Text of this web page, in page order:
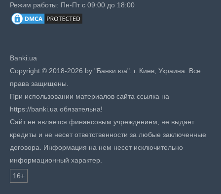
Режим работы: Пн-Пт с 09:00 до 18:00
Banki.ua
Copyright © 2018-2026 by "Банки.юа". г. Киев, Украина. Все
права защищены.
При использовании материалов сайта ссылка на
https://banki.ua обязательна!
Сайт не является финансовым учреждением, не выдает
кредиты и не несет ответственности за любые заключенные
договора. Информация на нем несет исключительно
информационный характер.
16+